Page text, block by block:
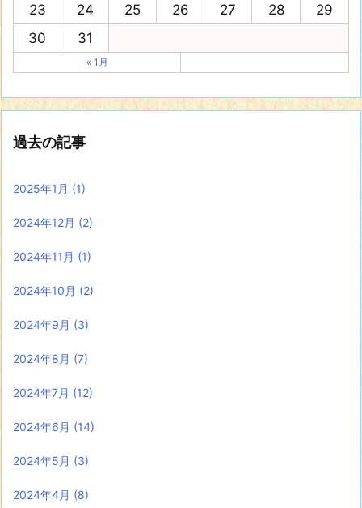
23
24 25 26 27 28
29
30
31
« 1月
過去の記事
2025年1月 (1)
2024年12月 (2)
2024年11月 (1)
2024年10月 (2)
2024年9月 (3)
2024年8月 (7)
2024年7月 (12)
2024年6月 (14)
2024年5月 (3)
2024年4月 (8)